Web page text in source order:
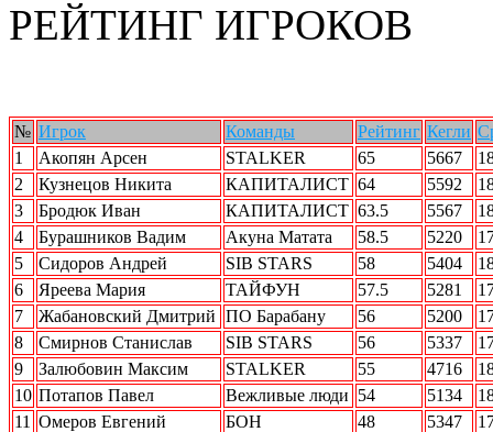
РЕЙТИНГ ИГРОКОВ
№ Игрок Команды Рейтинг Кегли
1
Акопян Арсен STALKER 65 5667
2
Кузнецов Никита КАПИТАЛИСТ 64 5592
3
Бродюк Иван КАПИТАЛИСТ 63.5 5567
4
Бурашников Вадим Акуна Матата 58.5 5220
5
Сидоров Андрей SIB STARS 58 5404
6
Яреева Мария ТАЙФУН 57.5 5281
7
Жабановский Дмитрий ПО Барабану 56 5200
8
Смирнов Станислав SIB STARS 56 5337
9
Залюбовин Максим STALKER 55 4716
10 Потапов Павел Вежливые люди 54 5134
11 Омеров Евгений БОН 48 5347